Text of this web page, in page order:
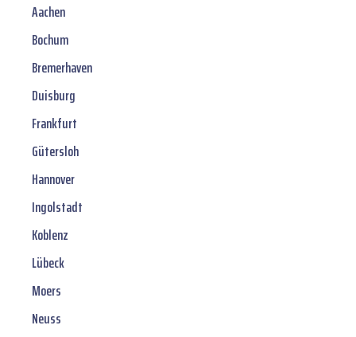
Aachen
Bochum
Bremerhaven
Duisburg
Frankfurt
Gütersloh
Hannover
Ingolstadt
Koblenz
Lübeck
Moers
Neuss